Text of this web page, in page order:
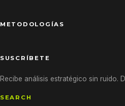
METODOLOGÍAS
SUSCRÍBETE
Recibe análisis estratégico sin ruido.
SEARCH